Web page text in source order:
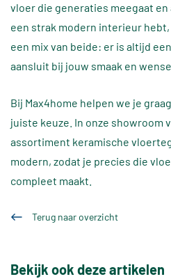
vloer die generaties meegaat
een strak modern interieur
een mix van beide: er is altijd
aansluit bij jouw smaak en
Bij Max4home helpen we je
juiste keuze. In onze showroom
assortiment keramische
modern, zodat je precies die
compleet maakt.
Terug naar overzicht
Bekijk ook deze artikelen